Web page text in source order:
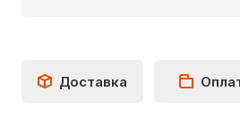
Доставка